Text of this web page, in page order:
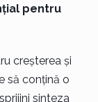
pentru
creșterea și
să conțină o
sinteza